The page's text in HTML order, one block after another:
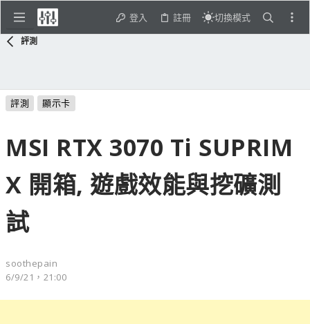
登入 註冊 切換模式
評測
評測 顯示卡
MSI RTX 3070 Ti SUPRIM
X 開箱, 遊戲效能與挖礦測
試
soothepain
6/9/21，21:00